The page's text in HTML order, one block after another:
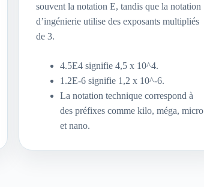
souvent la notation E, tandis que la notation
d’ingénierie utilise des exposants multipliés
de 3.
4.5E4 signifie 4,5 x 10^4.
1.2E-6 signifie 1,2 x 10^-6.
La notation technique correspond à
des préfixes comme kilo, méga, micro
et nano.